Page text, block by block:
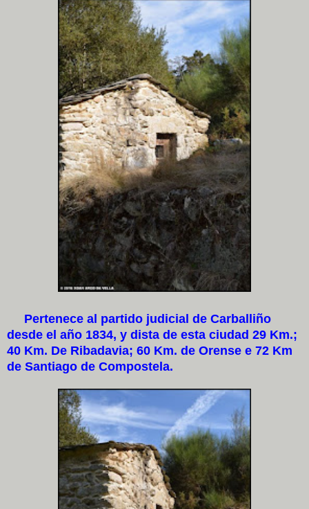
Pertenece al partido judicial de Carballiño
desde el año 1834, y dista de esta ciudad 29 Km.;
40 Km. De Ribadavia; 60 Km. de Orense e 72 Km
de Santiago de Compostela.